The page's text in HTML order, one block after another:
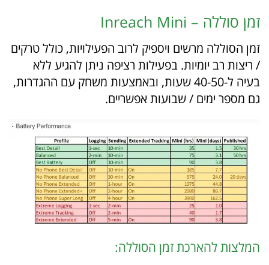
זמן סוללה – Inreach Mini
זמן הסוללה מרשים ויספיק לרוב הפעילויות, כולל טרקים
/ ריצות רב יומיות. בפעילות רציפה ניתן להגיע ללא
בעיה ל-40-50 שעות, ובאמצעות משחק עם ההגדרות,
גם מספר ימים / שבועות אפשריים.
המלצות להארכת זמן הסוללה: